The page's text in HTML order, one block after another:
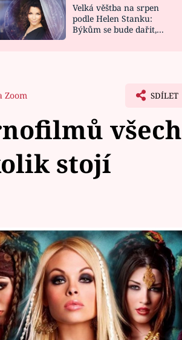
NOVINKY
VIDEORECEPTY
Velká věštba na srpen
podle Helen Stanku:
Býkům se bude dařit,
Zoom SDÍLET
všech
stojí